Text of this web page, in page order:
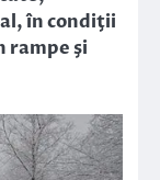
în condiţii
rampe şi